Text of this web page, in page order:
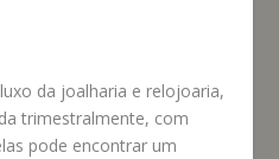
da joalharia e relojoaria,
trimestralmente, com
pode encontrar um